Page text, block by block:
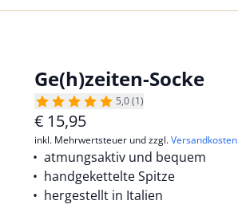
Ge(h)zeiten-Socke
5,0 (1)
€ 15,95
inkl. Mehrwertsteuer und zzgl.Versandkosten
atmungsaktiv und bequem
handgekettelte Spitze
hergestellt in Italien